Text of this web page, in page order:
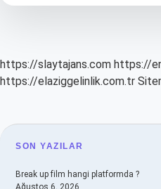
https://slaytajans.com https://
https://elaziggelinlik.com.tr
SIDEBAR
SON YAZILAR
Break up film hangi platformda ?
Ağustos 6, 2026